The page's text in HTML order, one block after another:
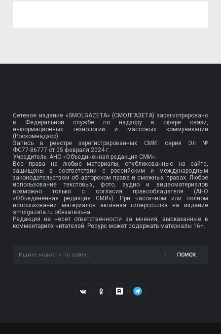
Сетевое издание «SMOLGAZETA» (СМОЛГАЗЕТА) зарегистрировано
в Федеральной службе по надзору в сфере связи,
информационных технологий и массовых коммуникаций
(Роскомнадзор).
Запись в реестре зарегистрированных СМИ: серия Эл №
ФС77-86777 от 05 февраля 2024 г.
Учредитель: АНО «Объединенная редакция СМИ».
Все права на любые материалы, опубликованные на сайте,
защищены в соответствии с российским и международным
законодательством об авторском праве и смежных правах. Любое
использование текстовых, фото, аудио и видеоматериалов
возможно только с согласия правообладателя (АНО
«Объединённая редакция СМИ»). При частичном или полном
использовании материалов активная гиперссылка на издание
smolgazeta.ru обязательна.
Редакция не несет ответственности за мнения, высказанные в
комментариях читателей. Ресурс может содержать материалы 16+.
ПОИСК